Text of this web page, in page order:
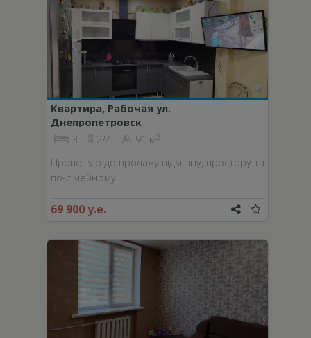
Квартира, Рабочая ул.
Днепропетровск
3
2/4 91 м2
Пропоную до продажу відмінну, простору та
по-сімейному…
69 900 у.е.